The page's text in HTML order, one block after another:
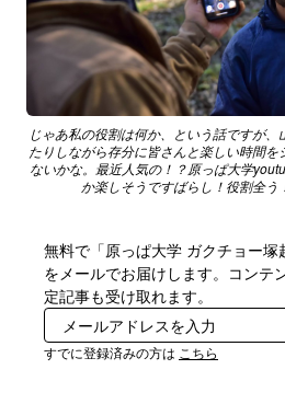
じゃあ私の役割は何か、という話ですが
たりしながら存分に皆さんと楽しい時間
ないかな。最近人気の！？原っぱ大学
か楽しそうですばらし！役割全
無料で「原っぱ大学 ガクチョー塚
をメールでお届けします。コンテ
定記事も受け取れます。
すでに登録済みの方は こちら